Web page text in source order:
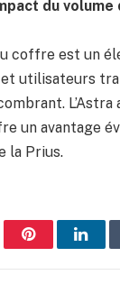
du
coffre est un
utilisateurs
un avantage
la Prius.
Pinterest